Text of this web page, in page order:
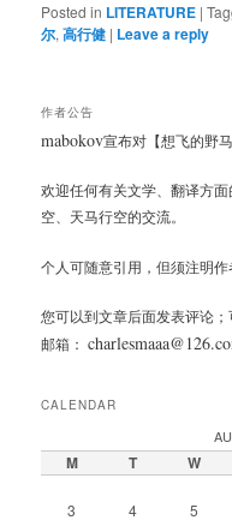
Posted in LITERATURE |
尔,高行健 | Leave a reply
作者公告
mabokov宣布对【想飞的野
欢迎任何有关文学、翻译方
空、天马行空的交流。
个人可随意引用，但须注明作
您可以到文章后面发表评论
邮箱：
CALENDAR
M T W
3
4 5